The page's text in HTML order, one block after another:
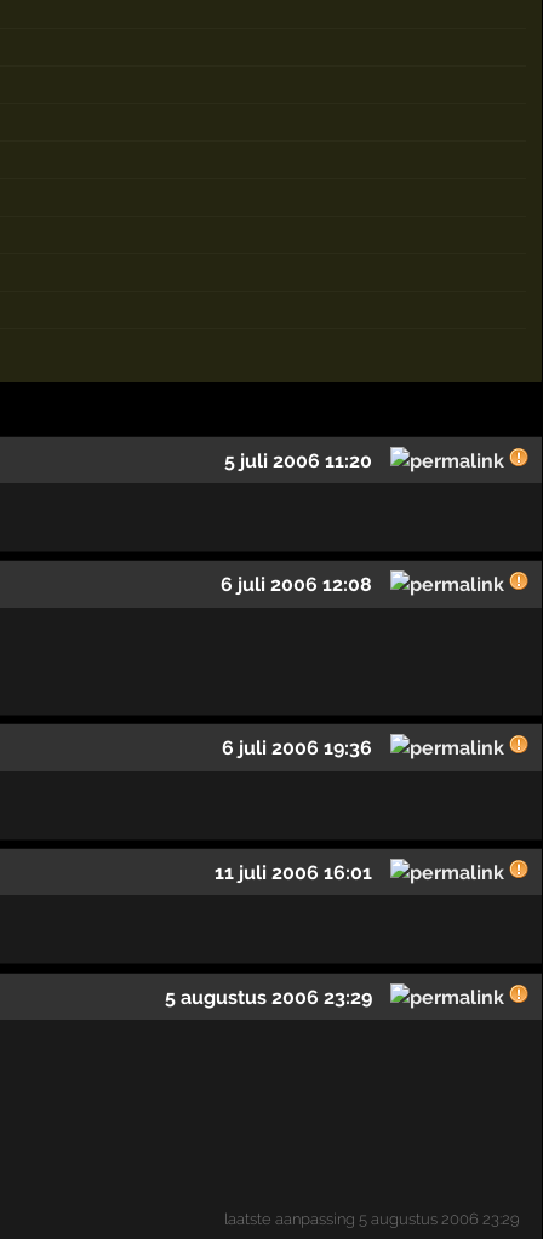
5 juli 2006 11:20
6 juli 2006 12:08
6 juli 2006 19:36
11 juli 2006 16:01
5 augustus 2006 23:29
laatste aanpassing 5 augustus 2006 23:29